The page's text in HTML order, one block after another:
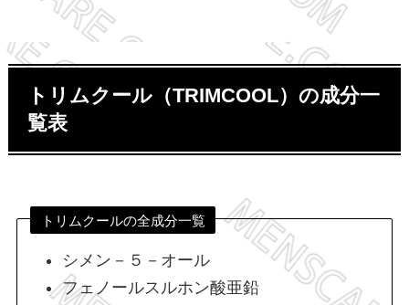
トリムクール（TRIMCOOL）の成分一
覧表
トリムクールの全成分一覧
シメン－５－オール
フェノールスルホン酸亜鉛